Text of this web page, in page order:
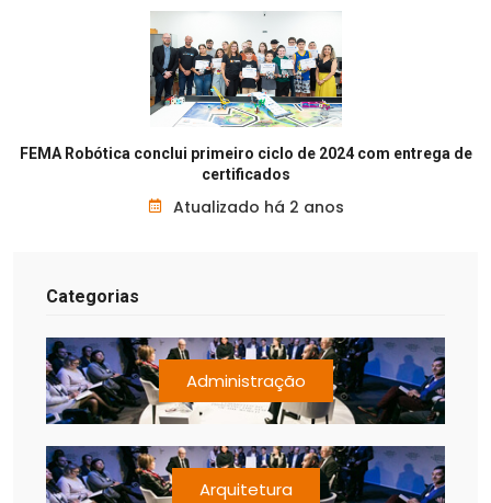
FEMA Robótica conclui primeiro ciclo de 2024 com entrega de
certificados
Atualizado há 2 anos
Categorias
Administração
Arquitetura